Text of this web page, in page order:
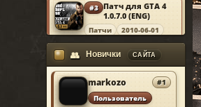
MOD
#3 Патч для GTA 4
1.0.7.0 (ENG)
Патчи
2010-06-01
⬇
Jaxer
Открыть
MOD
#4 Simple Native
Trainer v6.5
👥 Новички САЙТА
markozo
#1
Пользователь